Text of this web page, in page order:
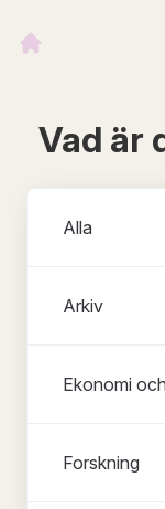
Vad är
Alla
Arkiv
Ekonomi
Forskning